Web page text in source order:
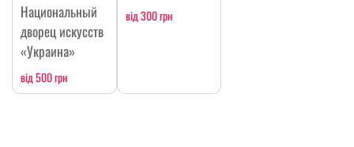
Национальный
дворец искусств
«Украина»
від 500 грн
від 300 грн